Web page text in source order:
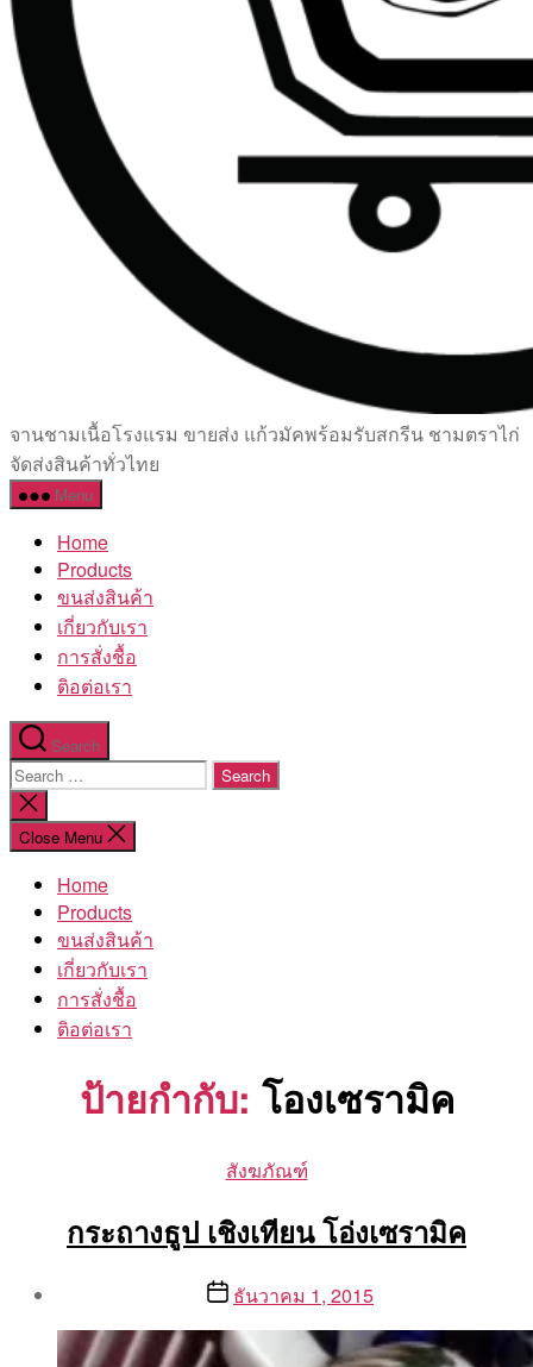
เซรามิค
ครบ
ครัน
โรงงาน
จานชามเนื้อโรงแรม ขายส่ง แก้วมัคพร้อมรับสกรีน ชามตราไก่
จัดส่งสินค้าทั่วไทย
Menu
Home
Products
ขนส่งสินค้า
เกี่ยวกับเรา
การสั่งชื้อ
ติอต่อเรา
Search
Search
for:
Close
search
Close Menu
Home
Products
ขนส่งสินค้า
เกี่ยวกับเรา
การสั่งชื้อ
ติอต่อเรา
ป้ายกำกับ: โองเซรามิค
Categories
สังฆภัณฑ์
กระถางธูป เชิงเทียน โอ่งเซรามิค
By
Aea
Postธันวาคม 1, 2015